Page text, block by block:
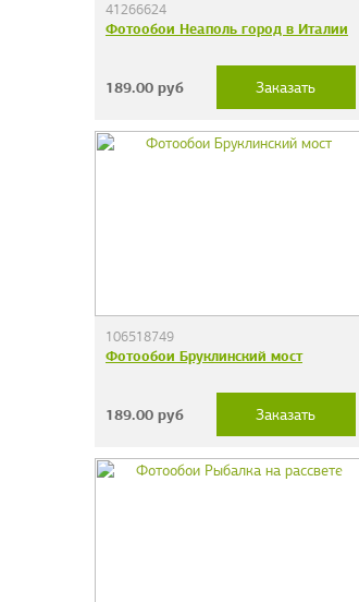
41266624
Фотообои Неаполь город в Италии
189.00руб Заказать
106518749
Фотообои Бруклинский мост
189.00руб Заказать